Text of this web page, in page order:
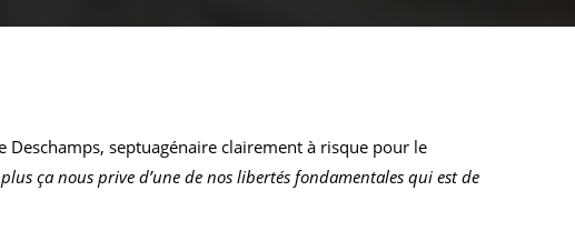
septuagénaire clairement à risque pour le
ça nous prive d’une de nos libertés fondamentales qui est de